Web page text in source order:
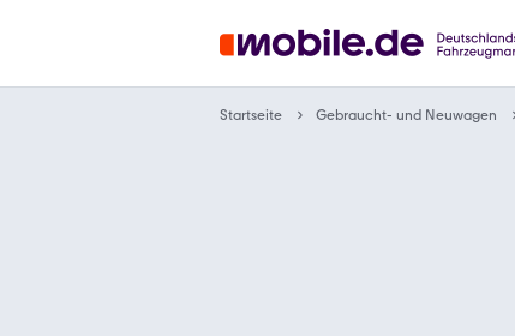
Startseite Gebraucht- und Neuwagen